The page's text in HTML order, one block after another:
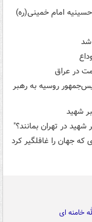
امام خمینی(ره)
شد
در عراق
روسیه به رهبر
شهید
در تهران بمانند؟"
جهان را غافلگیر کرد
خامنه ای